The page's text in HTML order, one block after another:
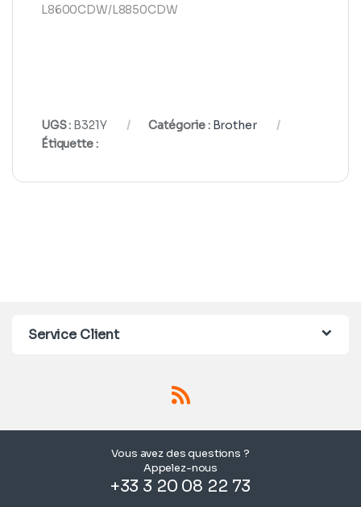
L8600CDW/L8850CDW
UGS : B321Y Catégorie : Brother
Étiquette :
Service Client
Vous avez des questions ?
Appelez-nous
+33 3 20 08 22 73